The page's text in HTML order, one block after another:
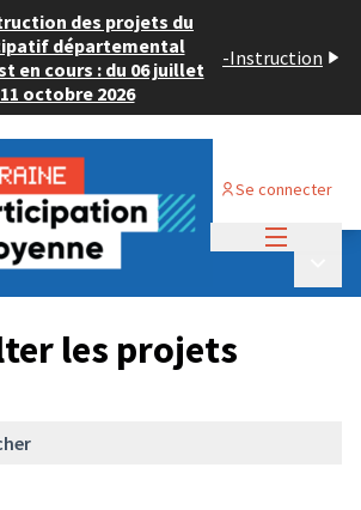
des projets du
départemental
en cours : du 06 juillet
octobre 2026
-Instruction
Se connecter
2024
déposés
les projets